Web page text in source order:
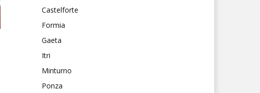
Castelforte
Formia
Gaeta
Itri
Minturno
Ponza